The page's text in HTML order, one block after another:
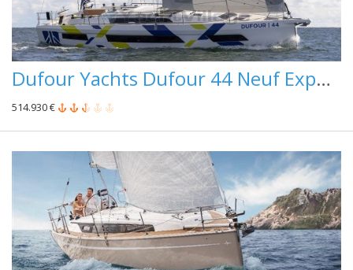
Dufour Yachts Dufour 44 Neuf Expo Salon Disponible Offre Interes
514.930 €